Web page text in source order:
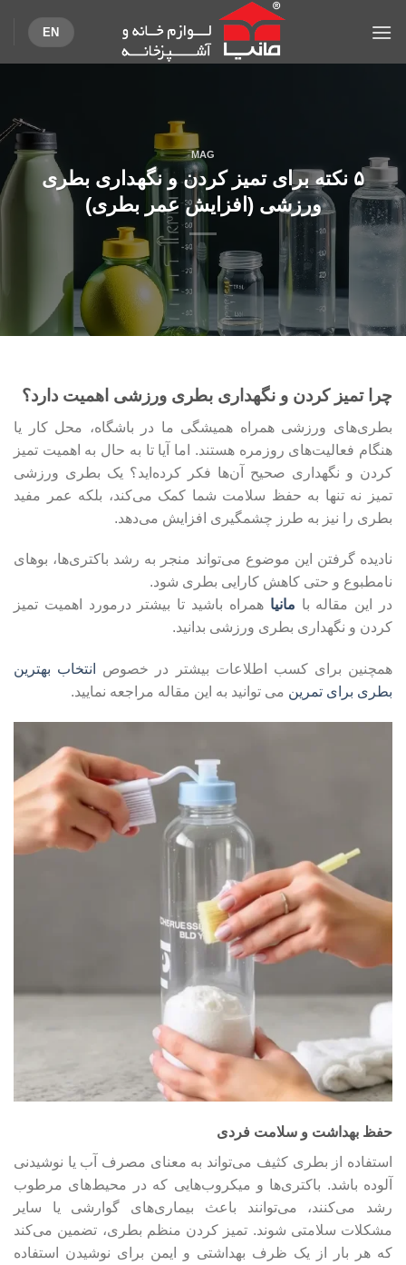
EN
MAG
۵ نکته برای تمیز کردن و نگهداری بطری
ورزشی (افزایش عمر بطری)
چرا تمیز کردن و نگهداری بطری ورزشی اهمیت دارد؟
بطری‌های ورزشی همراه همیشگی ما در باشگاه، محل کار یا
هنگام فعالیت‌های روزمره هستند. اما آیا تا به حال به اهمیت تمیز
کردن و نگهداری صحیح آن‌ها فکر کرده‌اید؟ یک بطری ورزشی
تمیز نه تنها به حفظ سلامت شما کمک می‌کند، بلکه عمر مفید
بطری را نیز به طرز چشمگیری افزایش می‌دهد.
نادیده گرفتن این موضوع می‌تواند منجر به رشد باکتری‌ها، بوهای
نامطبوع و حتی کاهش کارایی بطری شود.
در این مقاله با مانیا همراه باشید تا بیشتر درمورد اهمیت تمیز
کردن و نگهداری بطری ورزشی بدانید.
همچنین برای کسب اطلاعات بیشتر در خصوص
انتخاب بهترین
بطری برای تمرین می توانید به این مقاله مراجعه نمایید.
حفظ بهداشت و سلامت فردی
استفاده از بطری کثیف می‌تواند به معنای مصرف آب یا نوشیدنی
آلوده باشد. باکتری‌ها و میکروب‌هایی که در محیط‌های مرطوب
رشد می‌کنند، می‌توانند باعث بیماری‌های گوارشی یا سایر
مشکلات سلامتی شوند. تمیز کردن منظم بطری، تضمین می‌کند
که هر بار از یک ظرف بهداشتی و ایمن برای نوشیدن استفاده